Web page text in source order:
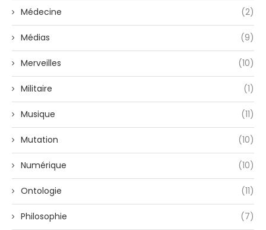
Médecine (2)
Médias (9)
Merveilles (10)
Militaire (1)
Musique (11)
Mutation (10)
Numérique (10)
Ontologie (11)
Philosophie (7)